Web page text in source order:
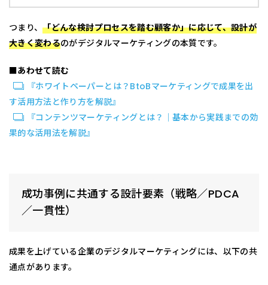
つまり、「どんな検討プロセスを踏む顧客か」に応じて、設計が
大きく変わるのがデジタルマーケティングの本質です。
■あわせて読む
『ホワイトペーパーとは？BtoBマーケティングで成果を出
す活用方法と作り方を解説』
『コンテンツマーケティングとは？｜基本から実践までの効
果的な活用法を解説』
成功事例に共通する設計要素（戦略／PDCA
／一貫性）
成果を上げている企業のデジタルマーケティングには、以下の共
通点があります。